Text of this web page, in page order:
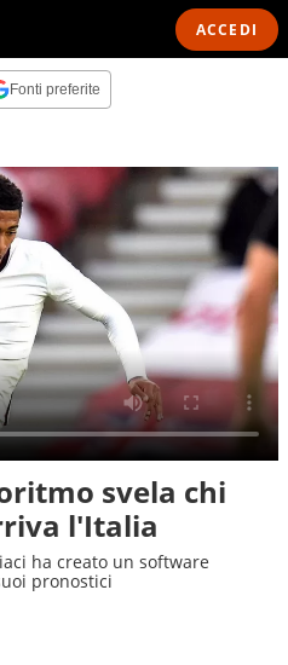
ACCEDI
Fonti preferite
svela chi
l'Italia
ha creato un software
pronostici